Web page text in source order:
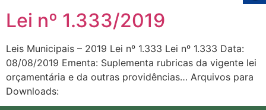
Lei nº 1.333/2019
Leis Municipais – 2019 Lei nº 1.333 Lei nº 1.333 Data:
08/08/2019 Ementa: Suplementa rubricas da vigente lei
orçamentária e da outras providências… Arquivos para
Downloads: